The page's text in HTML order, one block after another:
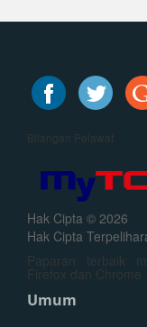
Bilangan Pelawat
Hak Cipta © 2026
Hak Cipta
Paparan terbaik
Firefox dan Chrome
Umum